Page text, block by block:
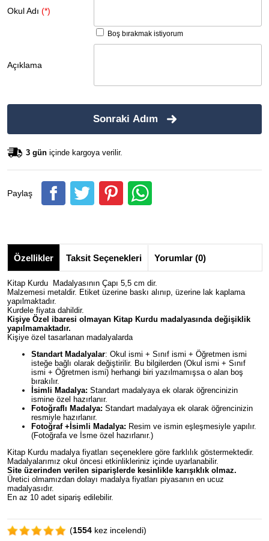
Okul Adı (*)
Boş bırakmak istiyorum
Açıklama
Sonraki Adım
3 gün içinde kargoya verilir.
Paylaş
Özellikler Taksit Seçenekleri Yorumlar (0)
Kitap Kurdu Madalyasının Çapı 5,5 cm dir.
Malzemesi metaldir. Etiket üzerine baskı alınıp, üzerine lak kaplama
yapılmaktadır.
Kurdele fiyata dahildir.
Kişiye Özel ibaresi olmayan Kitap Kurdu madalyasında değişiklik
yapılmamaktadır.
Kişiye özel tasarlanan madalyalarda
Standart Madalyalar: Okul ismi + Sınıf ismi + Öğretmen ismi
isteğe bağlı olarak değiştirilir. Bu bilgilerden (Okul ismi + Sınıf
ismi + Öğretmen ismi) herhangi biri yazılmamışsa o alan boş
bırakılır.
İsimli Madalya: Standart madalyaya ek olarak öğrencinizin
ismine özel hazırlanır.
Fotoğraflı Madalya: Standart madalyaya ek olarak öğrencinizin
resmiyle hazırlanır.
Fotoğraf +İsimli Madalya: Resim ve ismin eşleşmesiyle yapılır.
(Fotoğrafa ve İsme özel hazırlanır.)
Kitap Kurdu madalya fiyatları seçeneklere göre farklılık göstermektedir.
Madalyalarımız okul öncesi etkinlikleriniz içinde uyarlanabilir.
Site üzerinden verilen siparişlerde kesinlikle karışıklık olmaz.
Üretici olmamızdan dolayı madalya fiyatları piyasanın en ucuz
madalyasıdır.
En az 10 adet sipariş edilebilir.
(1554 kez incelendi)